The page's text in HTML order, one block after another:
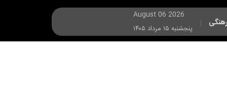
|
August 06 2026
پنجشنبه ۱۵ مرداد ۱۴۰۵